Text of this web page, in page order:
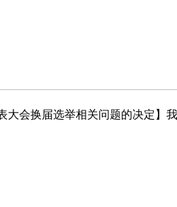
大会换届选举相关问题的决定